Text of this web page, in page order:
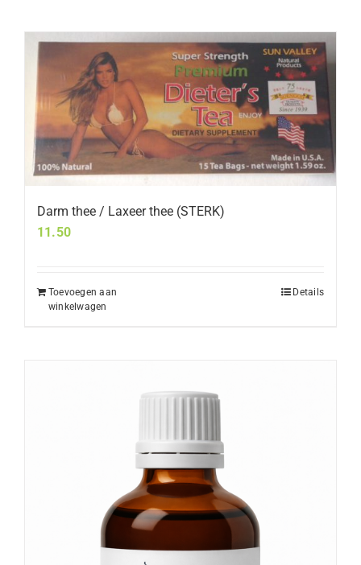
Darm thee / Laxeer thee (STERK)
11.50
Toevoegen aan
winkelwagen
Details